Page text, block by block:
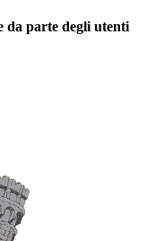
da parte degli utenti